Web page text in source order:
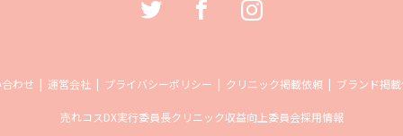
わせ 運営会社 プライバシーポリシー クリニック掲載依頼 ブランド掲
売れコスDX実行委員長クリニック収益向上委員会採用情報